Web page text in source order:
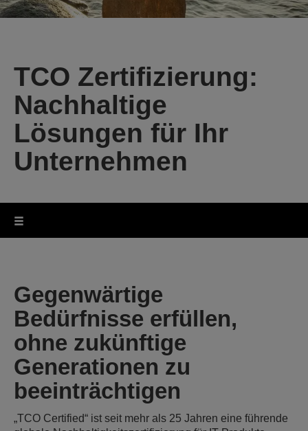
TCO Zertifizierung:
Nachhaltige
Lösungen für Ihr
Unternehmen
Gegenwärtige
Bedürfnisse erfüllen,
ohne zukünftige
Generationen zu
beeinträchtigen
„TCO Certified“ ist seit mehr als 25 Jahren eine führende